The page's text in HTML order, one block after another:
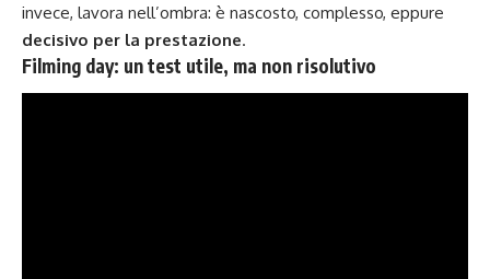
invece, lavora nell’ombra: è nascosto, complesso, eppure
decisivo per la prestazione.
Filming day: un test utile, ma non risolutivo